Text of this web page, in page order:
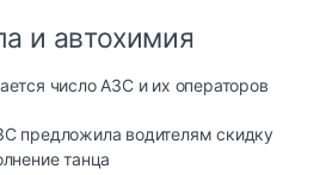
и автохимия
число АЗС и их операторов
предложила водителям скидку
танца